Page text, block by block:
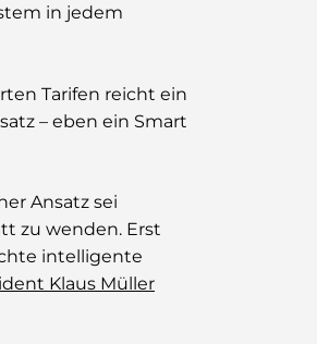
in jedem
Tarifen reicht ein
– eben ein Smart
Ansatz sei
zu wenden. Erst
intelligente
Klaus Müller